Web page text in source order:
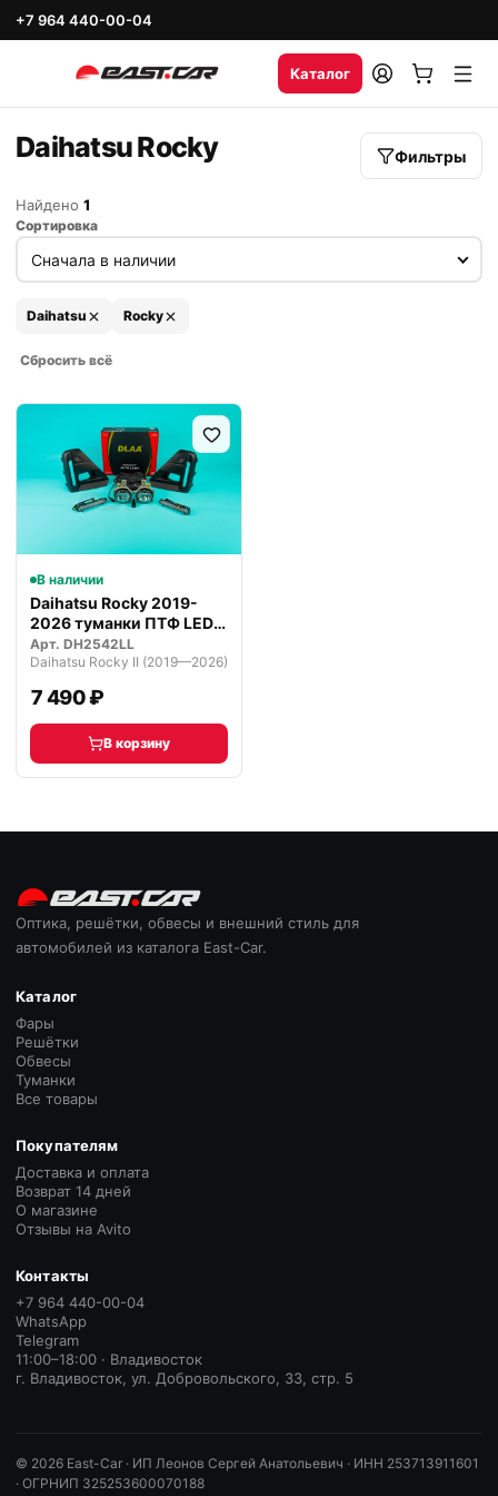
+7 964 440-00-04
Каталог
Daihatsu Rocky Фильтры
Найдено 1
Сортировка
Daihatsu Rocky
Сбросить всё
В наличии
Daihatsu Rocky 2019-
2026 туманки ПТФ LED
ДХО пово…
Арт. DH2542LL
Daihatsu Rocky II (2019—2026)
7 490 ₽
В корзину
Оптика, решётки, обвесы и внешний стиль для
автомобилей из каталога East-Car.
Каталог
Фары
Решётки
Обвесы
Туманки
Все товары
Покупателям
Доставка и оплата
Возврат 14 дней
О магазине
Отзывы на Avito
Контакты
+7 964 440-00-04
WhatsApp
Telegram
11:00–18:00 · Владивосток
г. Владивосток, ул. Добровольского, 33, стр. 5
© 2026 East-Car · ИП Леонов Сергей Анатольевич · ИНН 253713911601
· ОГРНИП 325253600070188